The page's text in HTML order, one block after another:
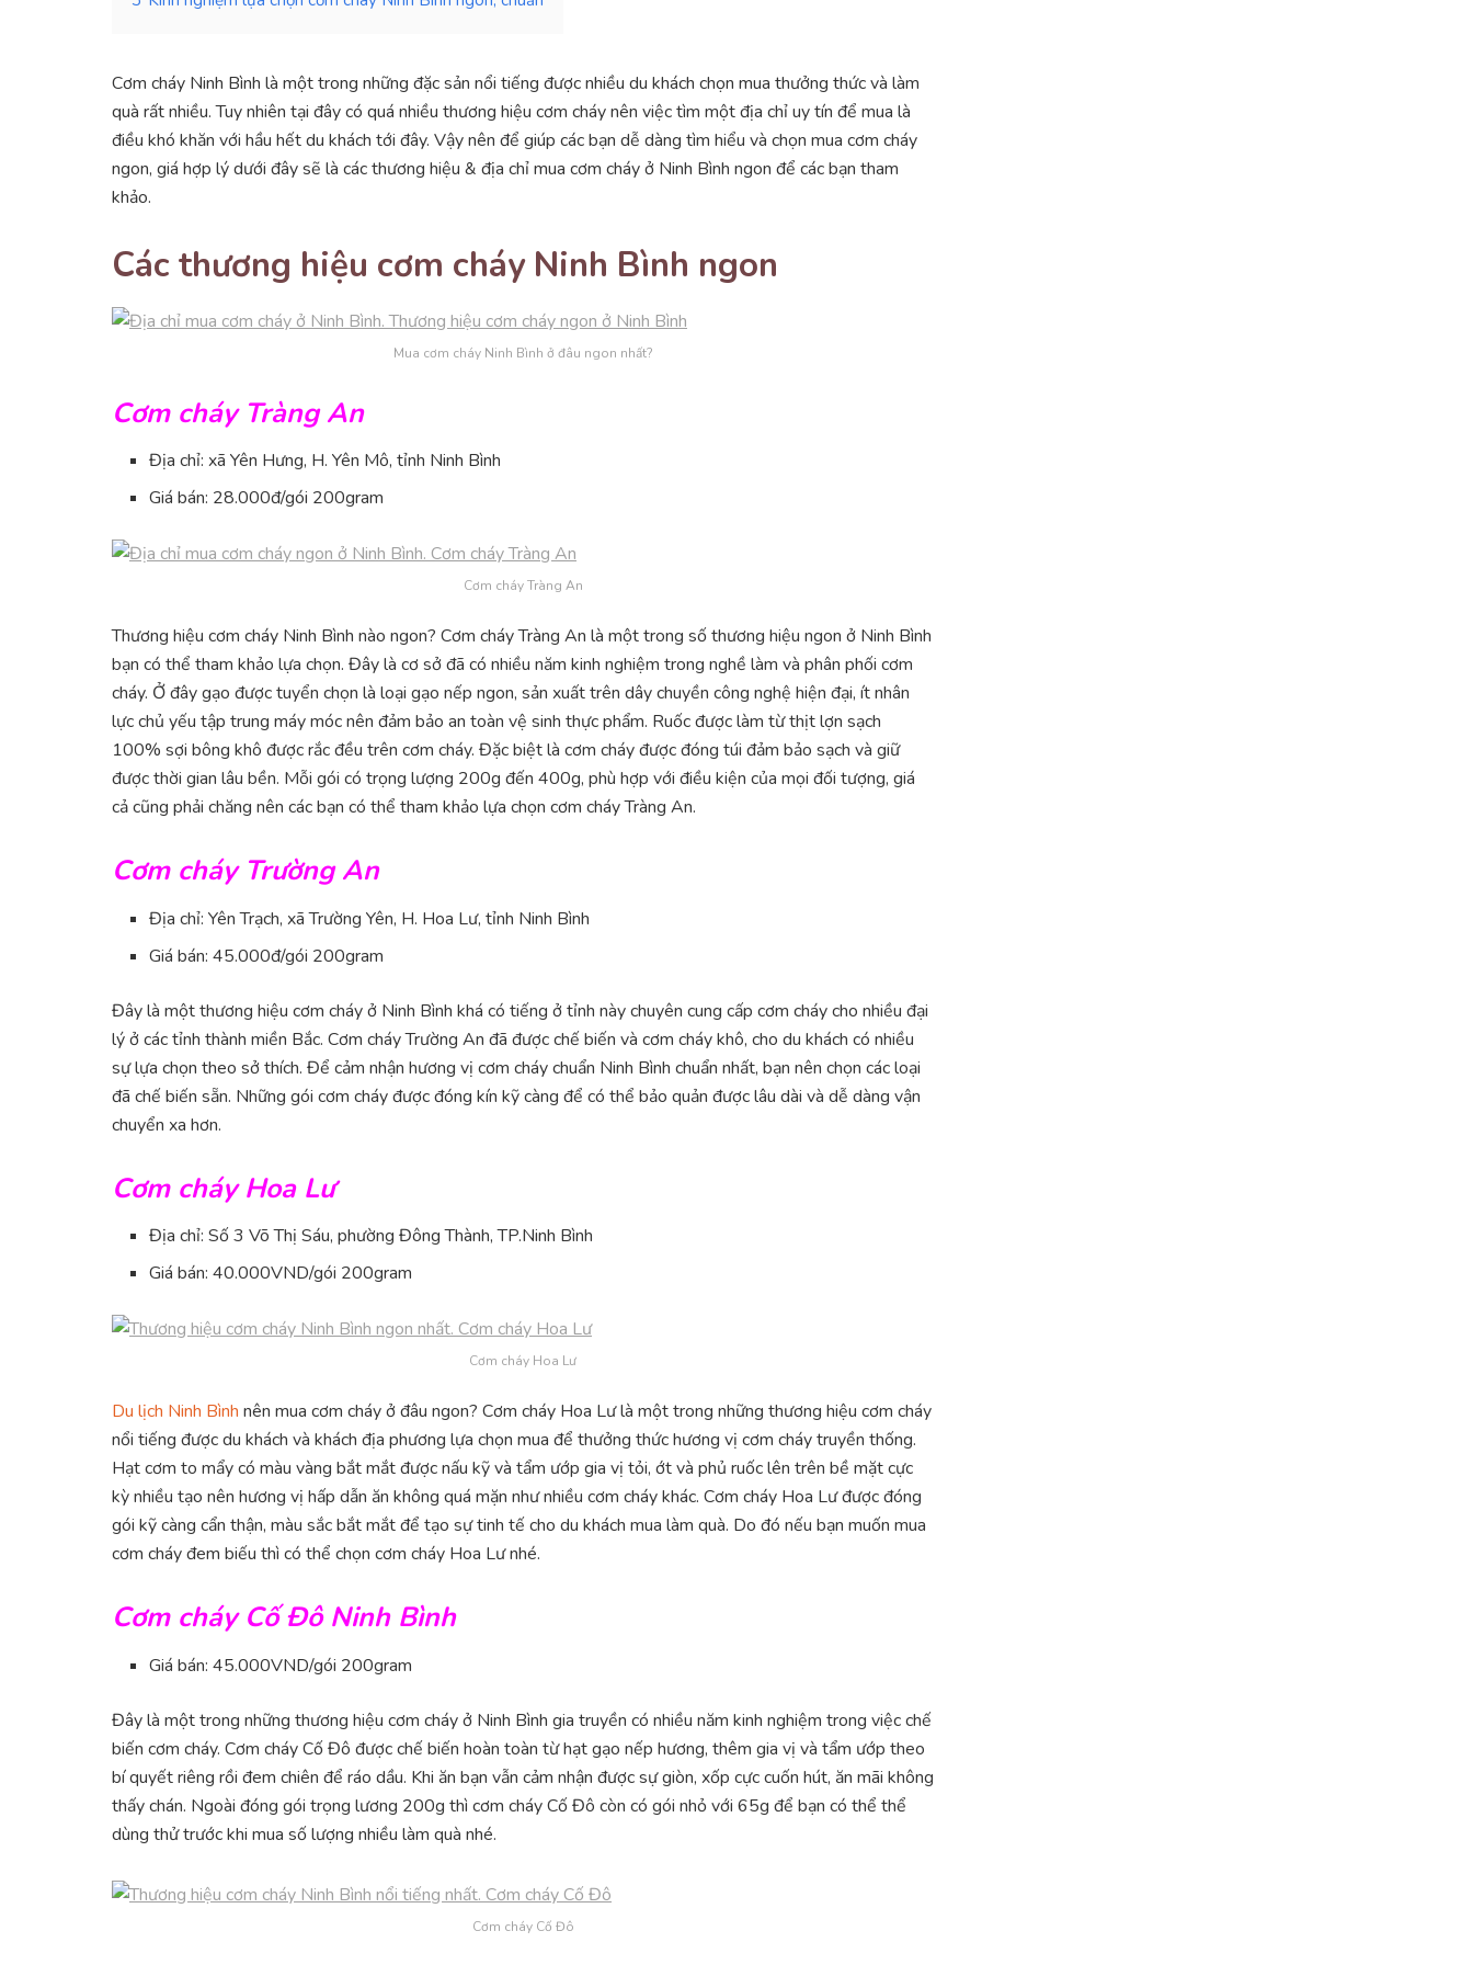
Cơm cháy Ninh Bình là một trong những đặc sản nổi tiếng được nhiều du khách chọn mua thưởng thức và làm
quà rất nhiều. Tuy nhiên tại đây có quá nhiều thương hiệu cơm cháy nên việc tìm một địa chỉ uy tín để mua là
điều khó khăn với hầu hết du khách tới đây. Vậy nên để giúp các bạn dễ dàng tìm hiểu và chọn mua cơm cháy
ngon, giá hợp lý dưới đây sẽ là các thương hiệu & địa chỉ mua cơm cháy ở Ninh Bình ngon để các bạn tham
khảo.
Các thương hiệu cơm cháy Ninh Bình ngon
Mua cơm cháy Ninh Bình ở đâu ngon nhất?
Cơm cháy Tràng An
Địa chỉ: xã Yên Hưng, H. Yên Mô, tỉnh Ninh Bình
Giá bán: 28.000đ/gói 200gram
Cơm cháy Tràng An
Thương hiệu cơm cháy Ninh Bình nào ngon? Cơm cháy Tràng An là một trong số thương hiệu ngon ở Ninh Bình
bạn có thể tham khảo lựa chọn. Đây là cơ sở đã có nhiều năm kinh nghiệm trong nghề làm và phân phối cơm
cháy. Ở đây gạo được tuyển chọn là loại gạo nếp ngon, sản xuất trên dây chuyền công nghệ hiện đại, ít nhân
lực chủ yếu tập trung máy móc nên đảm bảo an toàn vệ sinh thực phẩm. Ruốc được làm từ thịt lợn sạch
100% sợi bông khô được rắc đều trên cơm cháy. Đặc biệt là cơm cháy được đóng túi đảm bảo sạch và giữ
được thời gian lâu bền. Mỗi gói có trọng lượng 200g đến 400g, phù hợp với điều kiện của mọi đối tượng, giá
cả cũng phải chăng nên các bạn có thể tham khảo lựa chọn cơm cháy Tràng An.
Cơm cháy Trường An
Địa chỉ: Yên Trạch, xã Trường Yên, H. Hoa Lư, tỉnh Ninh Bình
Giá bán: 45.000đ/gói 200gram
Đây là một thương hiệu cơm cháy ở Ninh Bình khá có tiếng ở tỉnh này chuyên cung cấp cơm cháy cho nhiều đại
lý ở các tỉnh thành miền Bắc. Cơm cháy Trường An đã được chế biến và cơm cháy khô, cho du khách có nhiều
sự lựa chọn theo sở thích. Để cảm nhận hương vị cơm cháy chuẩn Ninh Bình chuẩn nhất, bạn nên chọn các loại
đã chế biến sẵn. Những gói cơm cháy được đóng kín kỹ càng để có thể bảo quản được lâu dài và dễ dàng vận
chuyển xa hơn.
Cơm cháy Hoa Lư
Địa chỉ: Số 3 Võ Thị Sáu, phường Đông Thành, TP.Ninh Bình
Giá bán: 40.000VND/gói 200gram
Cơm cháy Hoa Lư
Du lịch Ninh Bình nên mua cơm cháy ở đâu ngon? Cơm cháy Hoa Lư là một trong những thương hiệu cơm cháy
nổi tiếng được du khách và khách địa phương lựa chọn mua để thưởng thức hương vị cơm cháy truyền thống.
Hạt cơm to mẩy có màu vàng bắt mắt được nấu kỹ và tẩm ướp gia vị tỏi, ớt và phủ ruốc lên trên bề mặt cực
kỳ nhiều tạo nên hương vị hấp dẫn ăn không quá mặn như nhiều cơm cháy khác. Cơm cháy Hoa Lư được đóng
gói kỹ càng cẩn thận, màu sắc bắt mắt để tạo sự tinh tế cho du khách mua làm quà. Do đó nếu bạn muốn mua
cơm cháy đem biếu thì có thể chọn cơm cháy Hoa Lư nhé.
Cơm cháy Cố Đô Ninh Bình
Giá bán: 45.000VND/gói 200gram
Đây là một trong những thương hiệu cơm cháy ở Ninh Bình gia truyền có nhiều năm kinh nghiệm trong việc chế
biến cơm cháy. Cơm cháy Cố Đô được chế biến hoàn toàn từ hạt gạo nếp hương, thêm gia vị và tẩm ướp theo
bí quyết riêng rồi đem chiên để ráo dầu. Khi ăn bạn vẫn cảm nhận được sự giòn, xốp cực cuốn hút, ăn mãi không
thấy chán. Ngoài đóng gói trọng lương 200g thì cơm cháy Cố Đô còn có gói nhỏ với 65g để bạn có thể thể
dùng thử trước khi mua số lượng nhiều làm quà nhé.
Cơm cháy Cố Đô